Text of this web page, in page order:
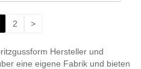
2 >
Hersteller und
eine eigene Fabrik und bieten